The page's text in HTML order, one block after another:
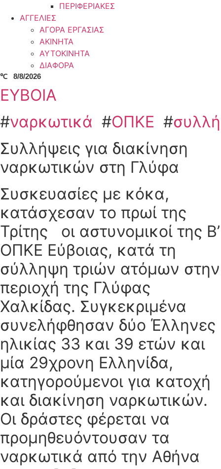
ΠΕΡΙΦΕΡΙΑΚΕΣ
ΑΓΓΕΛΙΕΣ
ΑΓΟΡΑ ΕΡΓΑΣΙΑΣ
ΑΚΙΝΗΤΑ
ΑΥΤΟΚΙΝΗΤΑ
ΔΙΑΦΟΡΑ
℃ 8/8/2026
ΕΥΒΟΙΑ
#ναρκωτικά #ΟΠΚΕ #
Συλλήψεις για διακίνηση
ναρκωτικών στη Γλύφα
Συσκευασίες με κόκα,
κατάσχεσαν το πρωί της
Τρίτης οι αστυνομικοί της Β’
ΟΠΚΕ Εύβοιας, κατά τη
σύλληψη τριών ατόμων στην
περιοχή της Γλύφας
Χαλκίδας. Συγκεκριμένα
συνελήφθησαν δύο Έλληνες
ηλικίας 33 και 39 ετών και
μία 29χρονη Ελληνίδα,
κατηγορούμενοι για κατοχή
και διακίνηση ναρκωτικών.
Οι δράστες φέρεται να
προμηθευόντουσαν τα
ναρκωτικά από την Αθήνα